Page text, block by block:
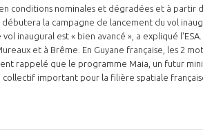
conditions nominales et dégradées et à partir
la campagne de lancement du vol
inaugural est « bien avancé », a expliqué
et à Brême. En Guyane française, les 2
rappelé que le programme Maia, un futur
collectif important pour la filière spatiale